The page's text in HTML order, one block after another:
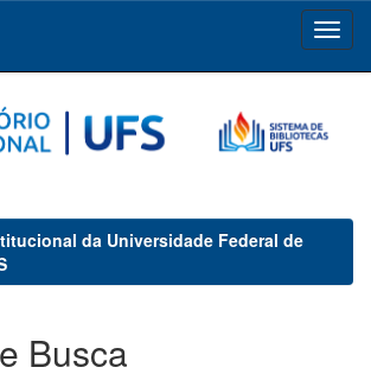
da Universidade Federal de
Busca